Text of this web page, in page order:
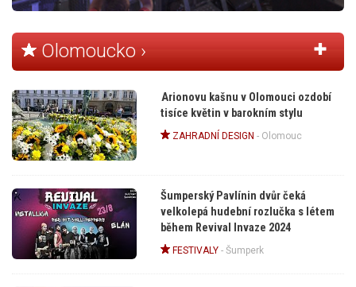
Olomoucko ›
Arionovu kašnu v Olomouci ozdobí
tisíce květin v barokním stylu
ZAHRADNÍ DESIGN - Olomouc
Šumperský Pavlínin dvůr čeká
velkolepá hudební rozlučka s létem
během Revival Invaze 2024
FESTIVALY- Šumperk